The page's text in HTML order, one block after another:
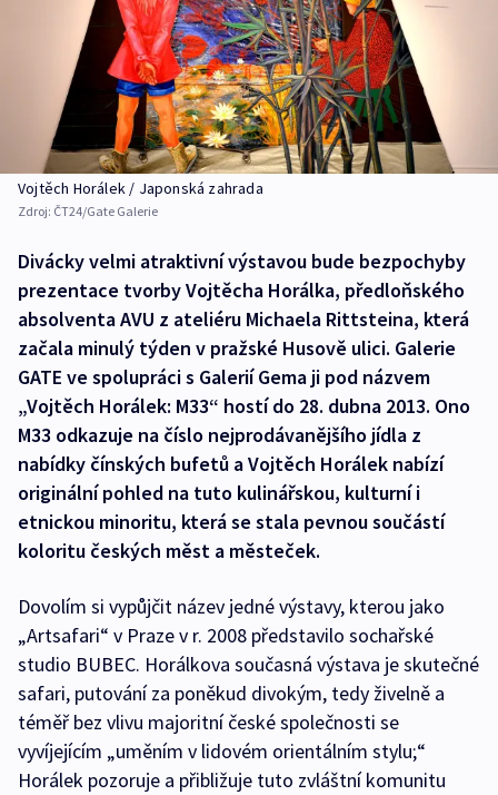
Vojtěch Horálek / Japonská zahrada
Zdroj: ČT24/Gate Galerie
Divácky velmi atraktivní výstavou bude bezpochyby
prezentace tvorby Vojtěcha Horálka, předloňského
absolventa AVU z ateliéru Michaela Rittsteina, která
začala minulý týden v pražské Husově ulici. Galerie
GATE ve spolupráci s Galerií Gema ji pod názvem
„Vojtěch Horálek: M33“ hostí do 28. dubna 2013. Ono
M33 odkazuje na číslo nejprodávanějšího jídla z
nabídky čínských bufetů a Vojtěch Horálek nabízí
originální pohled na tuto kulinářskou, kulturní i
etnickou minoritu, která se stala pevnou součástí
koloritu českých měst a městeček.
Dovolím si vypůjčit název jedné výstavy, kterou jako
„Artsafari“ v Praze v r. 2008 představilo sochařské
studio BUBEC. Horálkova současná výstava je skutečné
safari, putování za poněkud divokým, tedy živelně a
téměř bez vlivu majoritní české společnosti se
vyvíjejícím „uměním v lidovém orientálním stylu;“
Horálek pozoruje a přibližuje tuto zvláštní komunitu